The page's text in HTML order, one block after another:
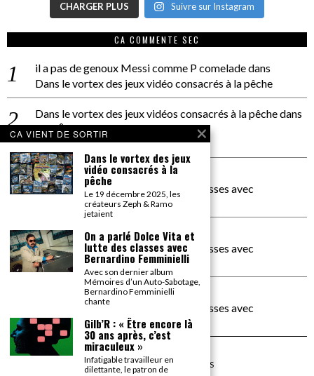
CHARGER PLUS Suivre sur Instagram
CA COMMENTE SEC
il a pas de genoux Messi comme P comeladedans
Dans le vortex des jeux vidéo consacrés à la pêche
Dans le vortex des jeux vidéos consacrés à la pêchedans
PACÔME THIELLEMENT
La séance d’Hip Gnose
La Patrie
dans
On a parlé Dolce Vita et lutte des classes avec
Bernardino Femminielli
carte noire negra à l'o tiededans
On a parlé Dolce Vita et lutte des classes avec
Bernardino Femminielli
moise et son mascarédans
On a parlé Dolce Vita et lutte des classes avec
Bernardino Femminielli
©2026TOUS DROITS RÉSERVÉS
CA VIENT DE SORTIR
Dans le vortex des jeux
vidéo consacrés à la
pêche
Le 19 décembre 2025, les
créateurs Zeph & Ramo
jetaient
On a parlé Dolce Vita et
lutte des classes avec
Bernardino Femminielli
Avec son dernier album
Mémoires d’un Auto-Sabotage,
Bernardino Femminielli
chante
Gilb’R : « Être encore là
30 ans après, c’est
miraculeux »
Infatigable travailleur en
dilettante, le patron de